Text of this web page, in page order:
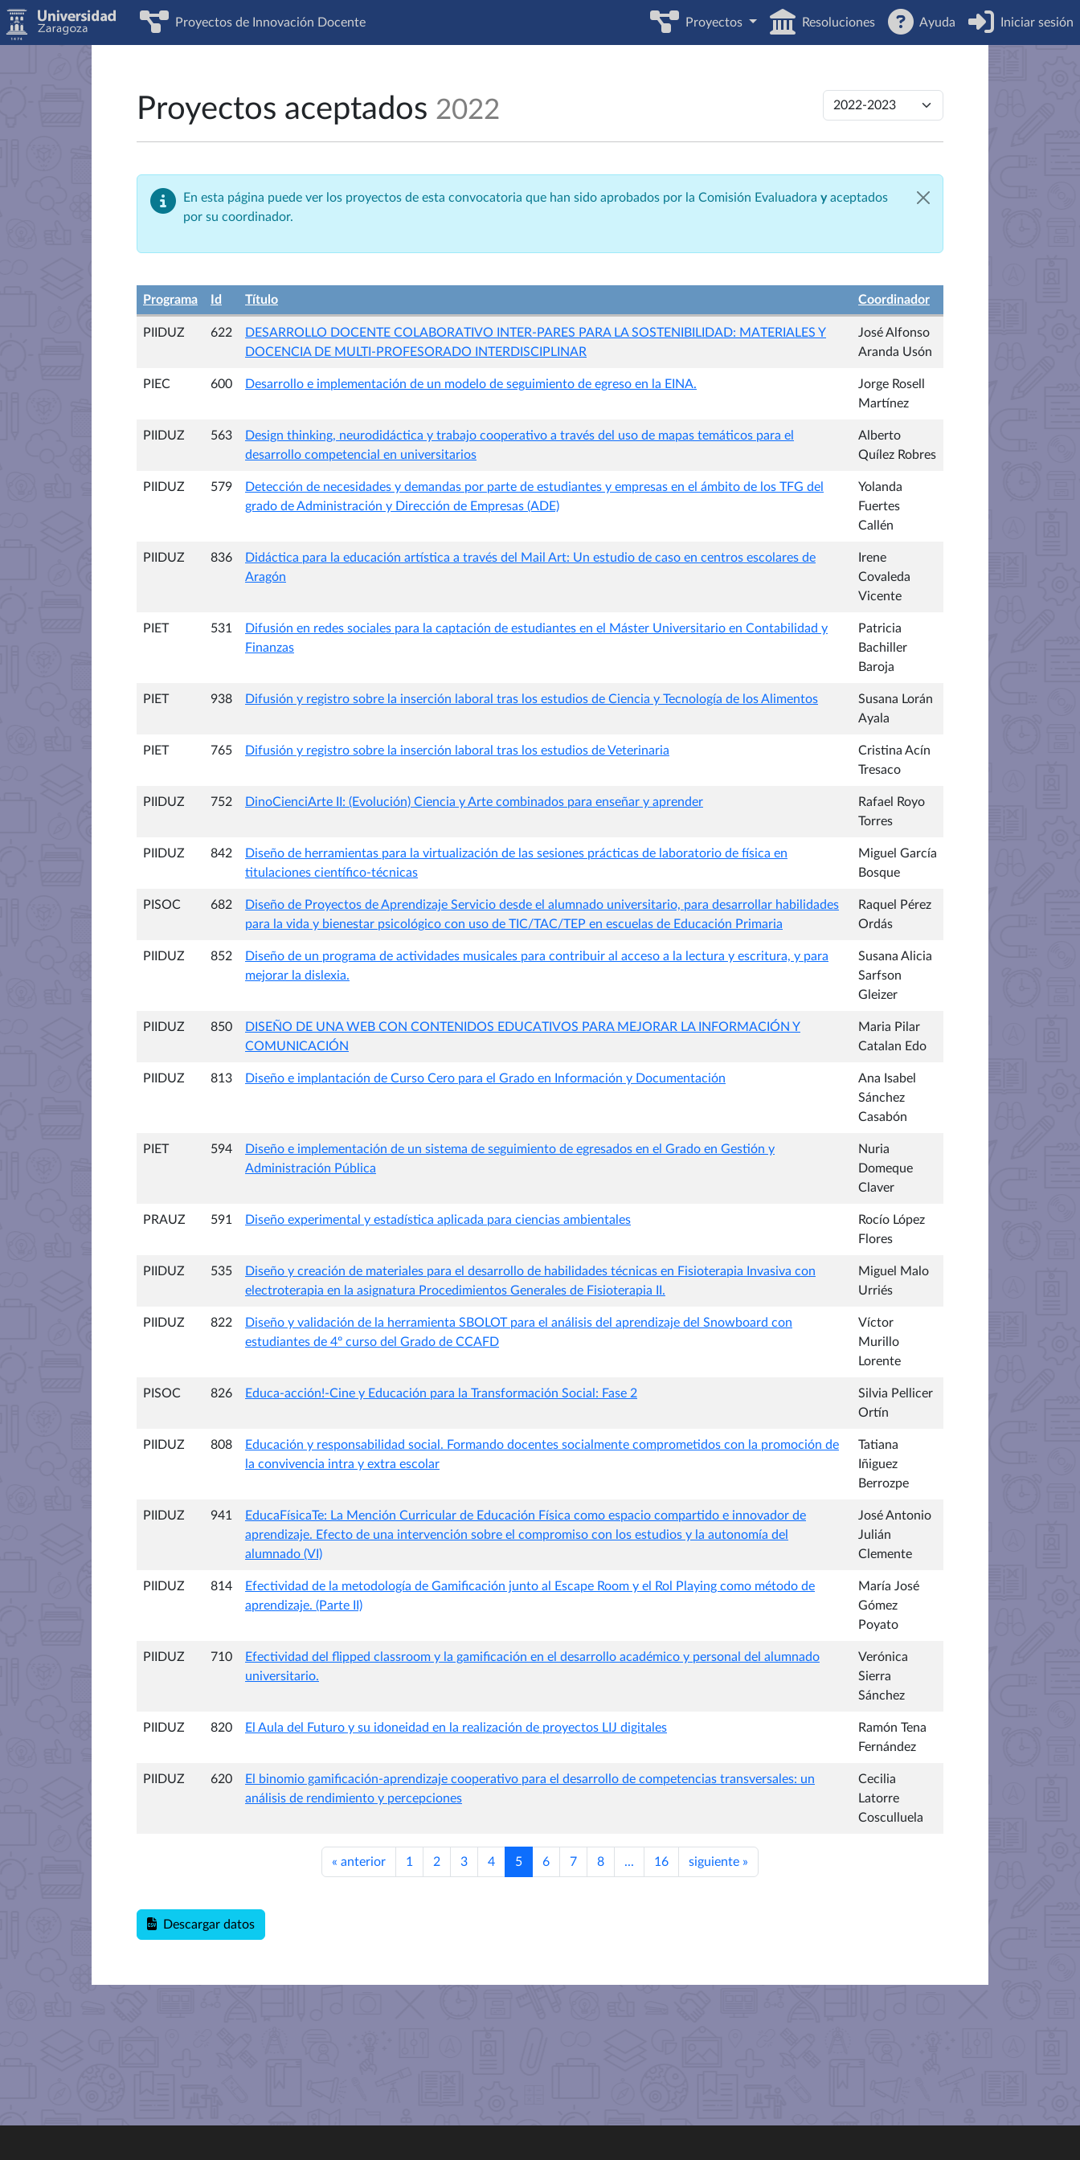
Proyectos de Innovación Docente Proyectos Resoluciones Ayuda Iniciar sesión
Proyectos aceptados 2022
En esta página puede ver los proyectos de esta convocatoria que han sido aprobados por la Comisión Evaluadora yaceptados
por su coordinador.
Programa Id Título Coordinador
PIIDUZ 622
DESARROLLO DOCENTE COLABORATIVO INTER-PARES PARA LA SOSTENIBILIDAD: MATERIALES Y
DOCENCIA DE MULTI-PROFESORADO INTERDISCIPLINAR
José Alfonso
Aranda Usón
PIEC 600 Desarrollo e implementación de un modelo de seguimiento de egreso en la EINA.
Jorge Rosell
Martínez
PIIDUZ 563
Design thinking, neurodidáctica y trabajo cooperativo a través del uso de mapas temáticos para el
desarrollo competencial en universitarios
Alberto
Quílez Robres
PIIDUZ 579
Detección de necesidades y demandas por parte de estudiantes y empresas en el ámbito de los TFG del
grado de Administración y Dirección de Empresas (ADE)
Yolanda
Fuertes
Callén
PIIDUZ 836
Didáctica para la educación artística a través del Mail Art: Un estudio de caso en centros escolares de
Aragón
Irene
Covaleda
Vicente
PIET 531
Difusión en redes sociales para la captación de estudiantes en el Máster Universitario en Contabilidad y
Finanzas
Patricia
Bachiller
Baroja
PIET 938 Difusión y registro sobre la inserción laboral tras los estudios de Ciencia y Tecnología de los Alimentos
Susana Lorán
Ayala
PIET 765 Difusión y registro sobre la inserción laboral tras los estudios de Veterinaria
Cristina Acín
Tresaco
PIIDUZ 752 DinoCienciArte II: (Evolución) Ciencia y Arte combinados para enseñar y aprender
Rafael Royo
Torres
PIIDUZ 842
Diseño de herramientas para la virtualización de las sesiones prácticas de laboratorio de física en
titulaciones científico-técnicas
Miguel García
Bosque
PISOC 682
Diseño de Proyectos de Aprendizaje Servicio desde el alumnado universitario, para desarrollar habilidades
para la vida y bienestar psicológico con uso de TIC/TAC/TEP en escuelas de Educación Primaria
Raquel Pérez
Ordás
PIIDUZ 852
Diseño de un programa de actividades musicales para contribuir al acceso a la lectura y escritura, y para
mejorar la dislexia.
Susana Alicia
Sarfson
Gleizer
PIIDUZ 850
DISEÑO DE UNA WEB CON CONTENIDOS EDUCATIVOS PARA MEJORAR LA INFORMACIÓN Y
COMUNICACIÓN
Maria Pilar
Catalan Edo
PIIDUZ 813 Diseño e implantación de Curso Cero para el Grado en Información y Documentación
Ana Isabel
Sánchez
Casabón
PIET 594
Diseño e implementación de un sistema de seguimiento de egresados en el Grado en Gestión y
Administración Pública
Nuria
Domeque
Claver
PRAUZ 591 Diseño experimental y estadística aplicada para ciencias ambientales
Rocío López
Flores
PIIDUZ 535
Diseño y creación de materiales para el desarrollo de habilidades técnicas en Fisioterapia Invasiva con
electroterapia en la asignatura Procedimientos Generales de Fisioterapia II.
Miguel Malo
Urriés
PIIDUZ 822
Diseño y validación de la herramienta SBOLOT para el análisis del aprendizaje del Snowboard con
estudiantes de 4º curso del Grado de CCAFD
Víctor
Murillo
Lorente
PISOC 826 Educa-acción!-Cine y Educación para la Transformación Social: Fase 2
Silvia Pellicer
Ortín
PIIDUZ 808
Educación y responsabilidad social. Formando docentes socialmente comprometidos con la promoción de
la convivencia intra y extra escolar
Tatiana
Iñiguez
Berrozpe
PIIDUZ 941
EducaFísicaTe: La Mención Curricular de Educación Física como espacio compartido e innovador de
aprendizaje. Efecto de una intervención sobre el compromiso con los estudios y la autonomía del
alumnado (VI)
José Antonio
Julián
Clemente
PIIDUZ 814
Efectividad de la metodología de Gamificación junto al Escape Room y el Rol Playing como método de
aprendizaje. (Parte II)
María José
Gómez
Poyato
PIIDUZ 710
Efectividad del flipped classroom y la gamificación en el desarrollo académico y personal del alumnado
universitario.
Verónica
Sierra
Sánchez
PIIDUZ 820 El Aula del Futuro y su idoneidad en la realización de proyectos LIJ digitales
Ramón Tena
Fernández
PIIDUZ 620
El binomio gamificación-aprendizaje cooperativo para el desarrollo de competencias transversales: un
análisis de rendimiento y percepciones
Cecilia
Latorre
Cosculluela
« anterior 1 2 3 4 5 6 7 8 ... 16 siguiente »
Descargar datos